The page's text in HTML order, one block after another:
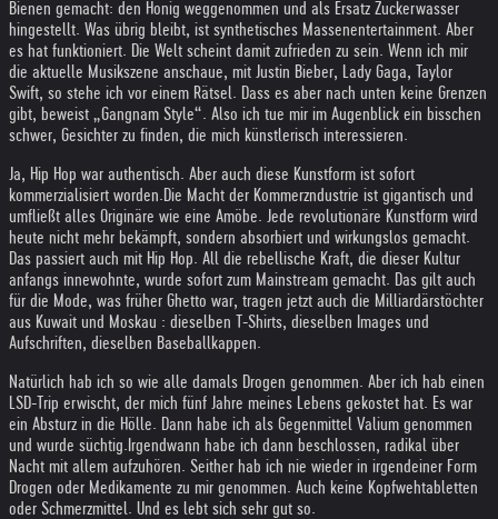
Bienen gemacht: den Honig weggenommen und als Ersatz Zuckerwasser
hingestellt. Was übrig bleibt, ist synthetisches Massenentertainment. Aber
es hat funktioniert. Die Welt scheint damit zufrieden zu sein. Wenn ich mir
die aktuelle Musikszene anschaue, mit Justin Bieber, Lady Gaga, Taylor
Swift, so stehe ich vor einem Rätsel. Dass es aber nach unten keine Grenzen
gibt, beweist „Gangnam Style“. Also ich tue mir im Augenblick ein bisschen
schwer, Gesichter zu finden, die mich künstlerisch interessieren.
Ja, Hip Hop war authentisch. Aber auch diese Kunstform ist sofort
kommerzialisiert worden. Die Macht der Kommerzndustrie ist gigantisch und
umfließt alles Originäre wie eine Amöbe. Jede revolutionäre Kunstform wird
heute nicht mehr bekämpft, sondern absorbiert und wirkungslos gemacht.
Das passiert auch mit Hip Hop. All die rebellische Kraft, die dieser Kultur
anfangs innewohnte, wurde sofort zum Mainstream gemacht. Das gilt auch
für die Mode, was früher Ghetto war, tragen jetzt auch die Milliardärstöchter
aus Kuwait und Moskau : dieselben T-Shirts, dieselben Images und
Aufschriften, dieselben Baseballkappen.
Natürlich hab ich so wie alle damals Drogen genommen. Aber ich hab einen
LSD-Trip erwischt, der mich fünf Jahre meines Lebens gekostet hat. Es war
ein Absturz in die Hölle. Dann habe ich als Gegenmittel Valium genommen
und wurde süchtig. Irgendwann habe ich dann beschlossen, radikal über
Nacht mit allem aufzuhören. Seither hab ich nie wieder in irgendeiner Form
Drogen oder Medikamente zu mir genommen. Auch keine Kopfwehtabletten
oder Schmerzmittel. Und es lebt sich sehr gut so.